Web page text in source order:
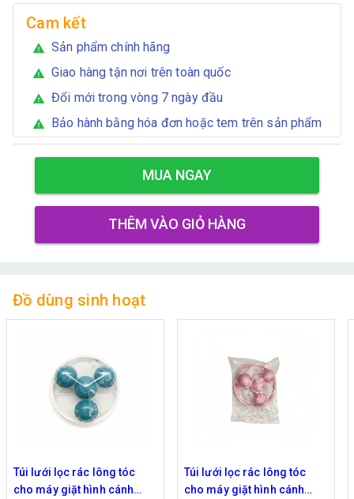
Cam kết
warning Sản phẩm chính hãng
warning Giao hàng tận nơi trên toàn quốc
warning Đổi mới trong vòng 7 ngày đầu
warning Bảo hành bằng hóa đơn hoặc tem trên sản phẩm
MUA NGAY
THÊM VÀO GIỎ HÀNG
Đồ dùng sinh hoạt
Túi lưới lọc rác lông tóc
cho máy giặt hình cánh
Túi lưới lọc rác lông tóc
cho máy giặt hình cánh